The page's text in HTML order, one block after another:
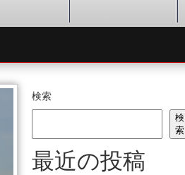
検索
検
索
最近の投稿